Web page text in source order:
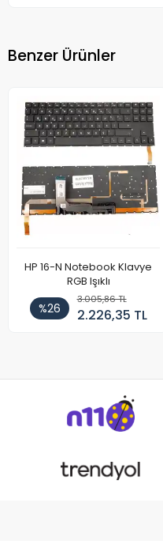
Benzer Ürünler
HP 16-N Notebook Klavye
RGB Işıklı
%26
3.005,86 TL
2.226,35 TL